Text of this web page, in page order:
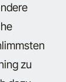
zu